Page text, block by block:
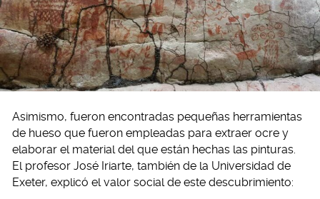
Asimismo, fueron encontradas pequeñas herramientas
de hueso que fueron empleadas para extraer ocre y
elaborar el material del que están hechas las pinturas.
El profesor José Iriarte, también de la Universidad de
Exeter, explicó el valor social de este descubrimiento: